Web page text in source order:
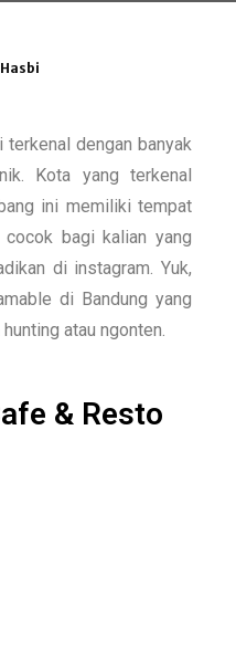
terkenal dengan banyak
Kota yang terkenal
ini memiliki tempat
bagi kalian yang
di instagram. Yuk,
di Bandung yang
atau ngonten.
& Resto